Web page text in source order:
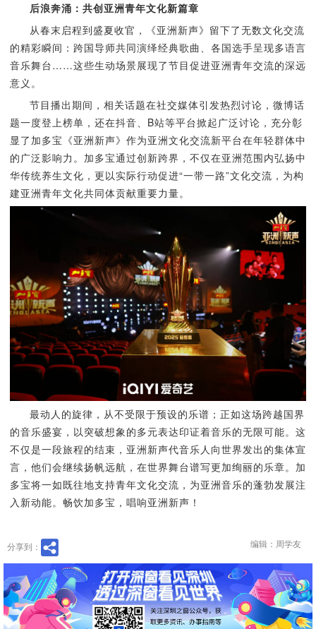
后浪奔涌：共创亚洲青年文化新篇章
从春末启程到盛夏收官，《亚洲新声》留下了无数文化交流
的精彩瞬间：跨国导师共同演绎经典歌曲、各国选手呈现多语言
音乐舞台……这些生动场景展现了节目促进亚洲青年交流的深远
意义。
节目播出期间，相关话题在社交媒体引发热烈讨论，微博话
题一度登上榜单，还在抖音、B站等平台掀起广泛讨论，充分彰
显了加多宝《亚洲新声》作为亚洲文化交流新平台在年轻群体中
的广泛影响力。加多宝通过创新跨界，不仅在亚洲范围内弘扬中
华传统养生文化，更以实际行动促进“一带一路”文化交流，为构
建亚洲青年文化共同体贡献重要力量。
最动人的旋律，从不受限于预设的乐谱；正如这场跨越国界
的音乐盛宴，以突破想象的多元表达印证着音乐的无限可能。这
不仅是一段旅程的结束，亚洲新声代音乐人向世界发出的集体宣
言，他们会继续扬帆远航，在世界舞台谱写更加绚丽的乐章。加
多宝将一如既往地支持青年文化交流，为亚洲音乐的蓬勃发展注
入新动能。畅饮加多宝，唱响亚洲新声！
分享到： 编辑：周学友